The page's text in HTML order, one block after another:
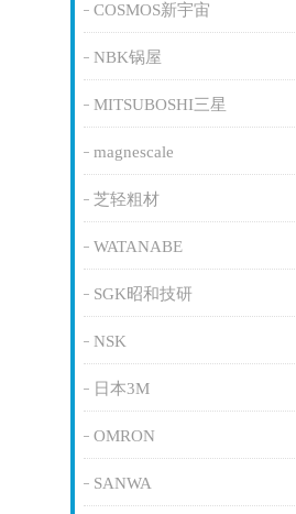
COSMOS新宇宙
NBK锅屋
MITSUBOSHI三星
magnescale
芝轻粗材
WATANABE
SGK昭和技研
NSK
日本3M
OMRON
SANWA